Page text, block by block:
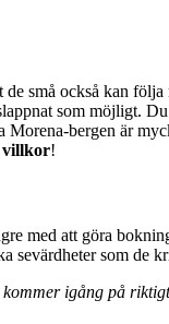
små också kan
som möjligt.
bergen är
villkor!
med att göra
sevärdheter som de
kommer igång på